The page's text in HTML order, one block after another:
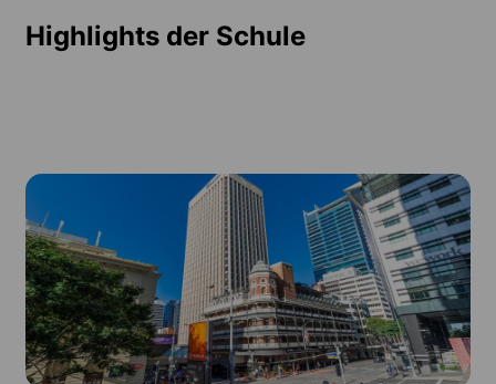
Highlights der Schule